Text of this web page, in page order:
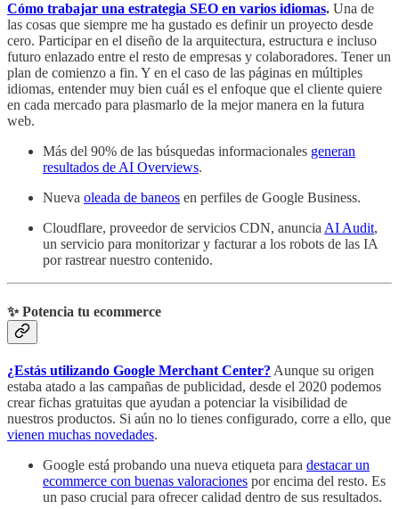
Cómo trabajar una estrategia SEO en varios idiomas. Una de
las cosas que siempre me ha gustado es definir un proyecto desde
cero. Participar en el diseño de la arquitectura, estructura e incluso
futuro enlazado entre el resto de empresas y colaboradores. Tener un
plan de comienzo a fin. Y en el caso de las páginas en múltiples
idiomas, entender muy bien cuál es el enfoque que el cliente quiere
en cada mercado para plasmarlo de la mejor manera en la futura
web.
Más del 90% de las búsquedas informacionales generan
resultados de AI Overviews.
Nueva oleada de baneos en perfiles de Google Business.
Cloudflare, proveedor de servicios CDN, anunciaAI Audit,
un servicio para monitorizar y facturar a los robots de las IA
por rastrear nuestro contenido.
✨ Potencia tu ecommerce
¿Estás utilizando Google Merchant Center? Aunque su origen
estaba atado a las campañas de publicidad, desde el 2020 podemos
crear fichas gratuitas que ayudan a potenciar la visibilidad de
nuestros productos. Si aún no lo tienes configurado, corre a ello, que
vienen muchas novedades.
Google está probando una nueva etiqueta para destacar un
ecommerce con buenas valoraciones por encima del resto. Es
un paso crucial para ofrecer calidad dentro de sus resultados.